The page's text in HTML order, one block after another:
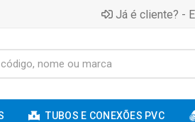
Já é cliente? -
TUBOS E CONEXÕES PVC